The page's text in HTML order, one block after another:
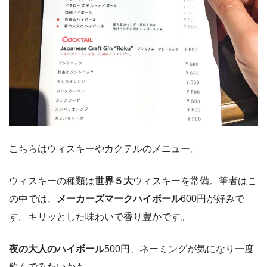
こちらはウィスキーやカクテルのメニュー。
ウィスキーの種類は世界５大ウィスキーを常備。筆者はこ
の中では、
メーカーズマークハイボール600円が好みで
す。キリッとした味わいで香り豊かです。
夜の大人のハイボール500円、ネーミングが気になり一度